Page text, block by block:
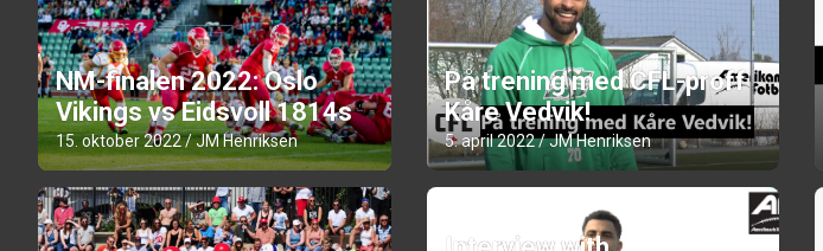
NM-finalen 2022: Oslo
Vikings vs Eidsvoll 1814s
15. oktober 2022 JM Henriksen
På trening med CFL-proff
Kåre Vedvik!
5. april 2022 JM Henriksen